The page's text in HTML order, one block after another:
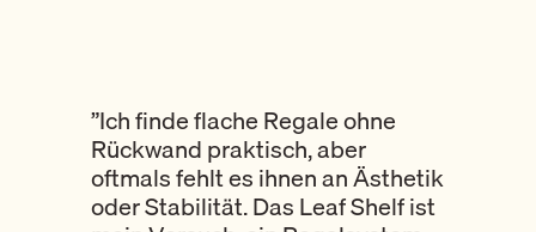
”Ich finde flache Regale ohne
Rückwand praktisch, aber
oftmals fehlt es ihnen an Ästhetik
oder Stabilität. Das Leaf Shelf ist